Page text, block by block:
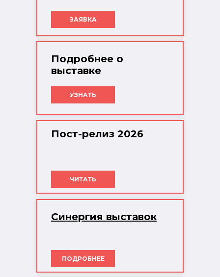
Пост-релиз 2026
ЧИТАТЬ
ЗАЯВКА
Синергия выставок
ПОДРОБНЕЕ
Подробнее о
выставке
УЗНАТЬ